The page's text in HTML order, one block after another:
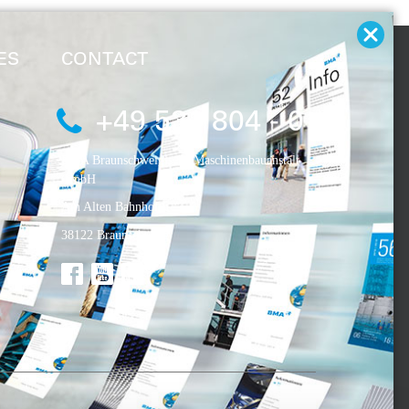
CONTACT
+49 531 804 - 0
BMA Braunschweigische Maschinenbauanstalt
GmbH
Am Alten Bahnhof 5
38122 Braunschweig